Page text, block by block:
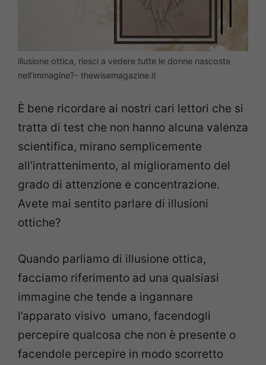
illusione ottica, riesci a vedere tutte le donne nascoste
nell’immagine?- thewisemagazine.it
È bene ricordare ai nostri cari lettori che si
tratta di test che non hanno alcuna valenza
scientifica, mirano semplicemente
all’intrattenimento, al miglioramento del
grado di attenzione e concentrazione.
Avete mai sentito parlare di illusioni
ottiche?
Quando parliamo di illusione ottica,
facciamo riferimento ad una qualsiasi
immagine che tende a ingannare
l’apparato visivo umano, facendogli
percepire qualcosa che non è presente o
facendole percepire in modo scorretto